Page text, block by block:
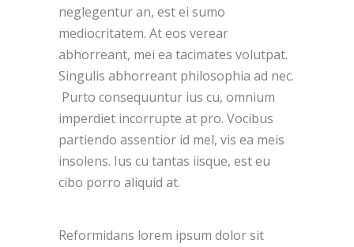
neglegentur an, est ei sumo
mediocritatem. At eos verear
abhorreant, mei ea tacimates volutpat.
Singulis abhorreant philosophia ad nec.
Purto consequuntur ius cu, omnium
imperdiet incorrupte at pro. Vocibus
partiendo assentior id mel, vis ea meis
insolens. Ius cu tantas iisque, est eu
cibo porro aliquid at.
Reformidans lorem ipsum dolor sit